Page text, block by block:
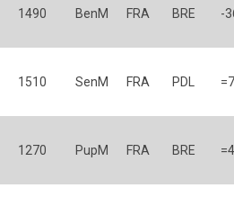
1490 BenM FRA BRE -
1510 SenM FRA PDL
1270 PupM FRA BRE